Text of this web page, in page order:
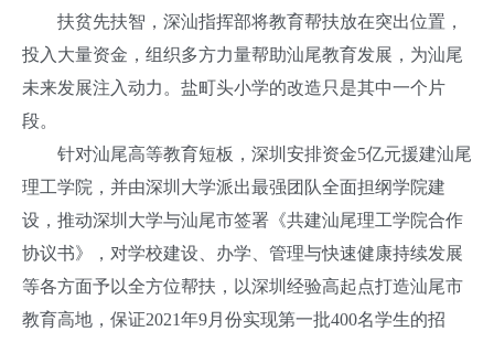
扶贫先扶智，深汕指挥部将教育帮扶放在突出位置，
投入大量资金，组织多方力量帮助汕尾教育发展，为汕尾
未来发展注入动力。盐町头小学的改造只是其中一个片
段。
针对汕尾高等教育短板，深圳安排资金5亿元援建汕尾
理工学院，并由深圳大学派出最强团队全面担纲学院建
设，推动深圳大学与汕尾市签署《共建汕尾理工学院合作
协议书》，对学校建设、办学、管理与快速健康持续发展
等各方面予以全方位帮扶，以深圳经验高起点打造汕尾市
教育高地，保证2021年9月份实现第一批400名学生的招